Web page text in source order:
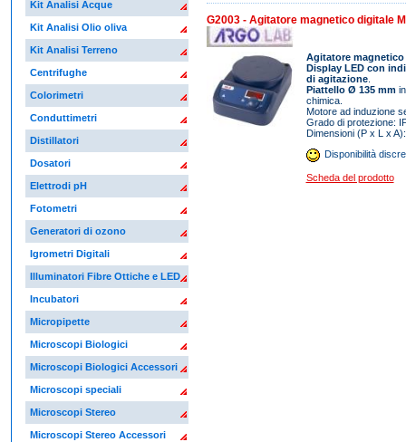
Kit Analisi Acque
Kit Analisi Olio oliva
Kit Analisi Terreno
Centrifughe
Colorimetri
Conduttimetri
Distillatori
Dosatori
Elettrodi pH
Fotometri
Generatori di ozono
Igrometri Digitali
Illuminatori Fibre Ottiche e LED
Incubatori
Micropipette
Microscopi Biologici
Microscopi Biologici Accessori
Microscopi speciali
Microscopi Stereo
Microscopi Stereo Accessori
G2003 - Agitatore magnetico digitale
Agitatore
Display LED con
di agitazione.
Piattello Ø 135 mm
chimica.
Motore ad induzione
Grado di protezione:
Dimensioni (P x L x
Disponibilità
Scheda del prodotto